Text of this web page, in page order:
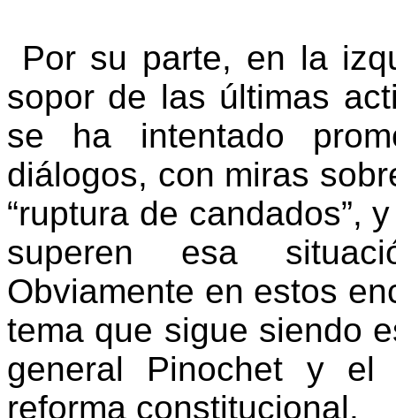
Por su parte, en la
sopor de las últimas
se ha intentado
diálogos, con miras
“ruptura de candados”,
superen esa
Obviamente en estos
tema que sigue siendo
general Pinochet y el
reforma constitucional.